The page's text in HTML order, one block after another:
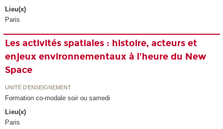
Lieu(x)
Paris
Les activités spatiales : histoire, acteurs et
enjeux environnementaux à l'heure du New
Space
UNITÉ D’ENSEIGNEMENT
Formation co-modale soir ou samedi
Lieu(x)
Paris